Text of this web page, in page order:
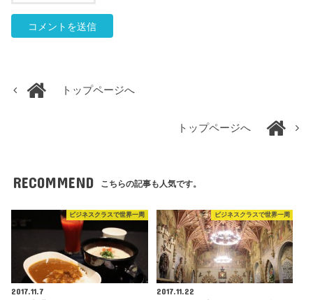
トップページへ
トップページへ
RECOMMEND こちらの記事も人気です。
ビジネスクラスで世界一周
2017.11.7
ビジネスクラスで世界一周
2017.11.22